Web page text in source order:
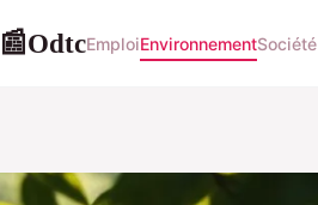
📰OdtcEmploiEnvironnementSociété